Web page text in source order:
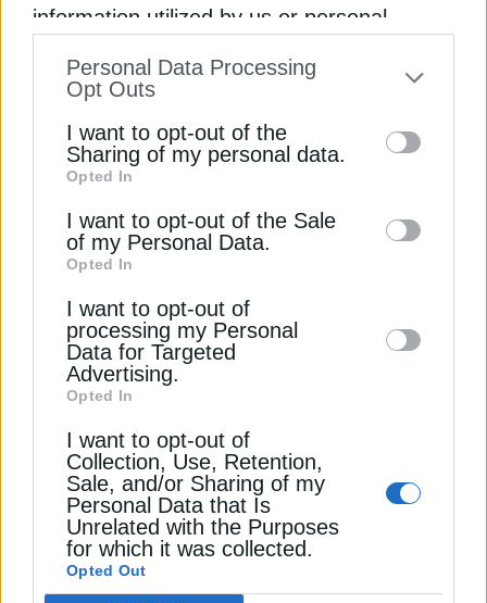
information utilized by us or personal
to your opt-out. You may separately opt-out
information by third parties on the IAB’s list
of downstream participants. This
information may also be disclosed by us to
third parties on theIAB’s List of
Downstream Participants
disclose it to other third parties.
Personal Data Processing
Opt Outs
I want to opt-out of the
Sharing of my personal data.
Opted In
I want to opt-out of the Sale
of my Personal Data.
Opted In
I want to opt-out of
processing my Personal
Data for Targeted
Advertising.
Opted In
I want to opt-out of
Collection, Use, Retention,
Sale, and/or Sharing of my
Personal Data that Is
Unrelated with the Purposes
for which it was collected.
Opted Out
ΕΠΙΚΑΙΡΟΤΗΤΑ
Παπασταύρου: Αδιαπραγμάτευτη αρχή ο
σεβασμός του κράτους δικαίου
11 Απριλίου 2025
ΕΠΙΚΑΙΡΟΤΗΤΑ